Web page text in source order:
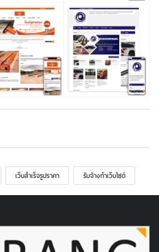
เว็บสําเร็จรูปราคา รับจ้างทำเว็บไซต์